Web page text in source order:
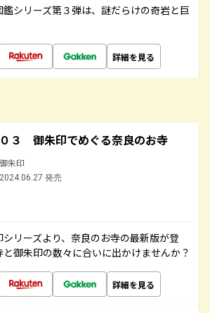
鑑シリーズ第３弾は、謎だらけの奇岩と巨
詳細を見る
０３ 御朱印でめぐる奈良のお寺
御朱印
2024.06.27 発売
リーズより、奈良のお寺の最新版が登
御朱印の数々に合いに出かけませんか？
詳細を見る